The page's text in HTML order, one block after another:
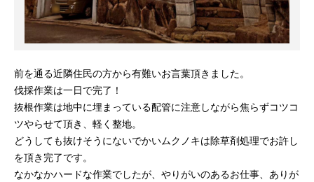
前を通る近隣住民の方から有難いお言葉頂きました。
伐採作業は一日で完了！
抜根作業は地中に埋まっている配管に注意しながら焦らずコツコ
ツやらせて頂き、軽く整地。
どうしても抜けそうにないでかいムクノキは除草剤処理でお許し
を頂き完了です。
なかなかハードな作業でしたが、やりがいのあるお仕事、ありが